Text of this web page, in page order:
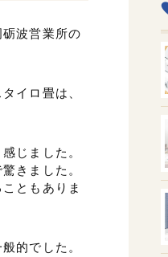
波営業所の
イロ畳は、
じました。
きました。
ともありま
的でした。